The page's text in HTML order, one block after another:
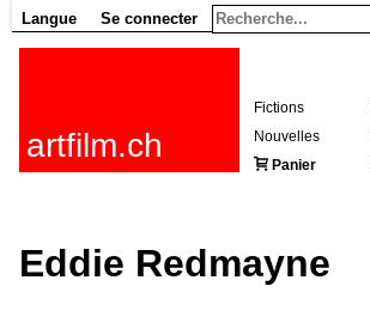
Langue Se connecter
artfilm.ch
Fictions
Nouvelles
Panier
Eddie Redmayne